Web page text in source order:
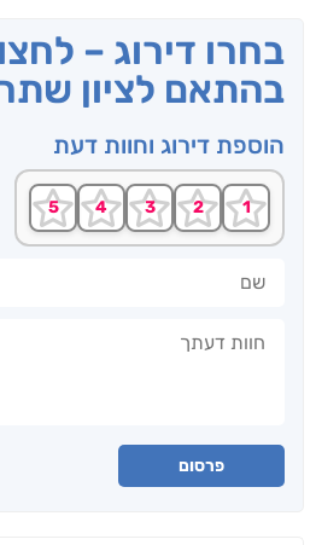
בחרו דירוג –
בהתאם לציון
הוספת דירוג וחוות דעת
פרסום